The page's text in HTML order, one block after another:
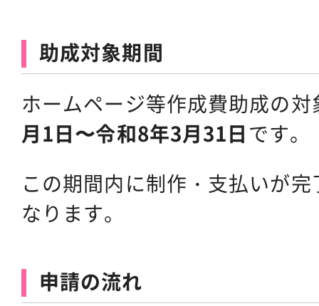
助成対象期間
ホームページ等作成費助成の
月1日〜令和8年3月31日 です。
この期間内に制作・支払いが
なります。
申請の流れ